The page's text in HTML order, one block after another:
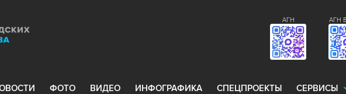
АГН
АГН
ФОТО ВИДЕО ИНФОГРАФИКА СПЕЦПРОЕКТЫ СЕРВИСЫ